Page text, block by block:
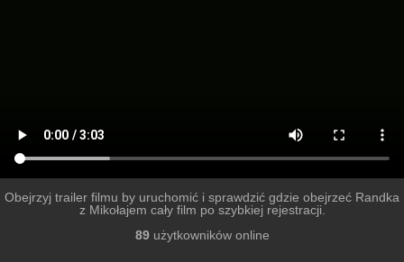
Obejrzyj trailer filmu by uruchomić i sprawdzić gdzie obejrzeć Randka
z Mikołajem cały film po szybkiej rejestracji.
89użytkowników online